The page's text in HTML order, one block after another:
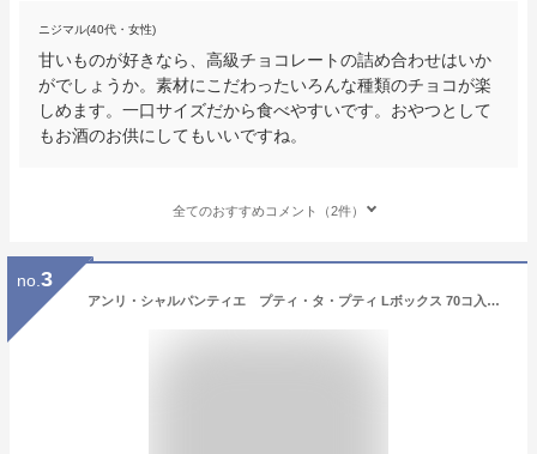
ニジマル(40代・女性)
甘いものが好きなら、高級チョコレートの詰め合わせはいか
がでしょうか。素材にこだわったいろんな種類のチョコが楽
しめます。一口サイズだから食べやすいです。おやつとして
もお酒のお供にしてもいいですね。
全てのおすすめコメント（2件）
no. 3
アンリ・シャルパンティエ プティ・タ・プティ Lボックス 70コ入り ひと口クッキー詰合せ